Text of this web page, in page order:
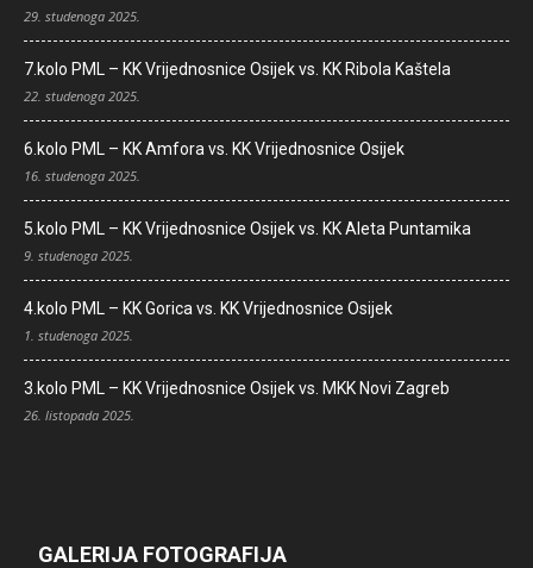
29. studenoga 2025.
7.kolo PML – KK Vrijednosnice Osijek vs. KK Ribola Kaštela
22. studenoga 2025.
6.kolo PML – KK Amfora vs. KK Vrijednosnice Osijek
16. studenoga 2025.
5.kolo PML – KK Vrijednosnice Osijek vs. KK Aleta Puntamika
9. studenoga 2025.
4.kolo PML – KK Gorica vs. KK Vrijednosnice Osijek
1. studenoga 2025.
3.kolo PML – KK Vrijednosnice Osijek vs. MKK Novi Zagreb
26. listopada 2025.
GALERIJA FOTOGRAFIJA